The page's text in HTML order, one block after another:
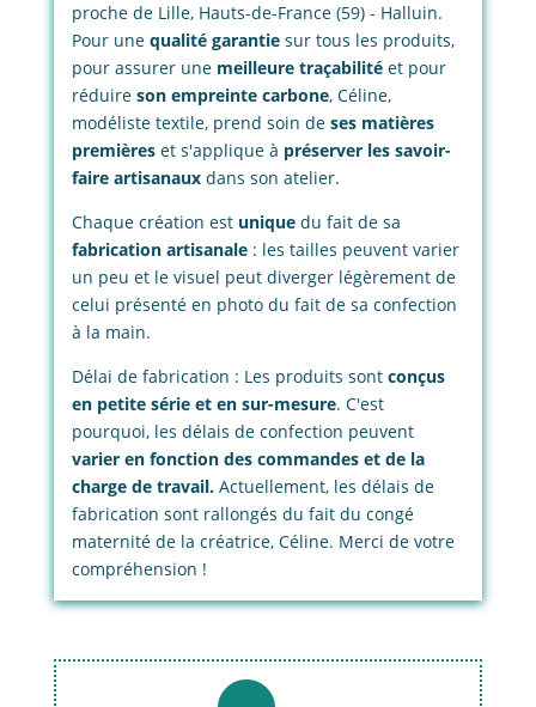
proche de Lille, Hauts-de-France (59) - Halluin.
Pour unequalité garantiesur tous les produits,
pour assurer une meilleure traçabilitéet pour
réduire son empreinte carbone, Céline,
modéliste textile, prend soin de ses matières
premières et s'applique à préserver les savoir-
faire artisanauxdans son atelier.
Chaque création est uniquedu fait de sa
fabrication artisanale: les tailles peuvent varier
un peu et le visuel peut diverger légèrement de
celui présenté en photo du fait de sa confection
à la main.
Délai de fabrication : Les produits sont conçus
en petite série et en sur-mesure. C'est
pourquoi, les délais de confection peuvent
varier en fonction des commandes et de la
charge de travail.Actuellement, les délais de
fabrication sont rallongés du fait du congé
maternité de la créatrice, Céline. Merci de votre
compréhension !